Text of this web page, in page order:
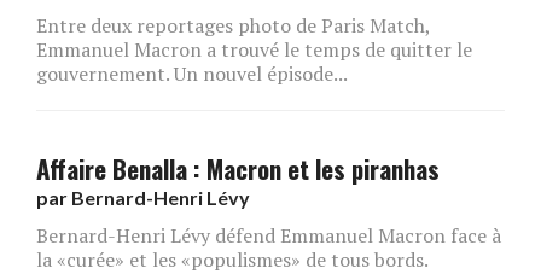
Entre deux reportages photo de Paris Match,
Emmanuel Macron a trouvé le temps de quitter le
gouvernement. Un nouvel épisode...
Affaire Benalla : Macron et les piranhas
par Bernard-Henri Lévy
Bernard-Henri Lévy défend Emmanuel Macron face à
la «curée» et les «populismes» de tous bords.